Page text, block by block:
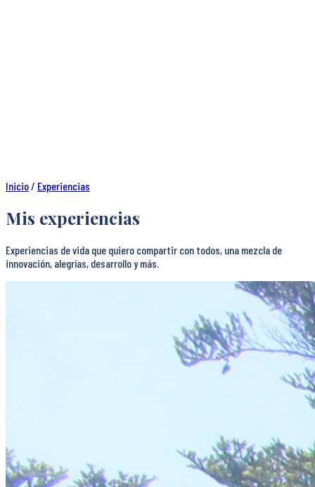
Inicio/ Experiencias
Mis experiencias
Experiencias de vida que quiero compartir con todos, una mezcla de
innovación, alegrías, desarrollo y más.